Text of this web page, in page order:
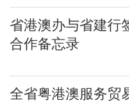
省港澳办与省建行
合作备忘录
全省粤港澳服务贸